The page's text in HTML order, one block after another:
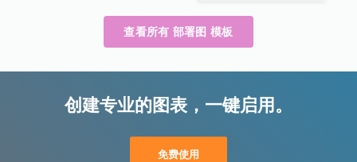
查看所有 部署图 模板
创建专业的图表，一键启用。
免费使用